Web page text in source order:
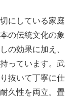
にしている家庭
の伝統文化の象
の効果に加え、
っています。武
抜いて丁寧に仕
久性を両立。畳